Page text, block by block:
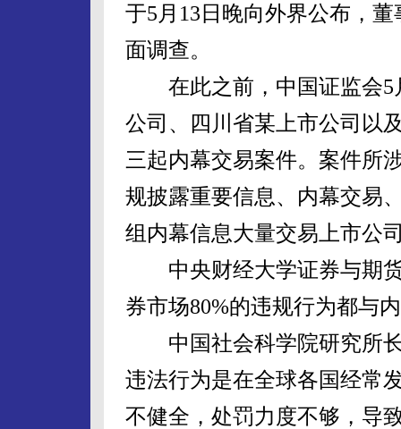
于5月13日晚向外界公布，
面调查。
在此之前，中国证监会5
公司、四川省某上市公司以
三起内幕交易案件。案件所
规披露重要信息、内幕交易
组内幕信息大量交易上市公
中央财经大学证券与期货
券市场80%的违规行为都与
中国社会科学院研究所长
违法行为是在全球各国经常
不健全，处罚力度不够，导